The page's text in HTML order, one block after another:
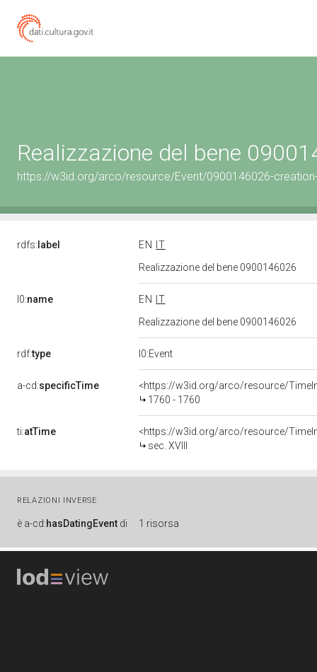
Realizzazione del bene
https://w3id.org/arco/resource/Event/0900146026-
rdfs: label EN
IT
Realizzazione del bene 0900146026
l0:name EN
IT
Realizzazione del bene 0900146026
rdf:type l0:Event
a-cd:specificTime
<https://w3id.org/arco/resource/
1760 - 1760
ti:atTime
<https://w3id.org/arco/resource/
sec. XVIII
RELAZIONI INVERSE
è a-cd:hasDatingEvent di 1 risorsa